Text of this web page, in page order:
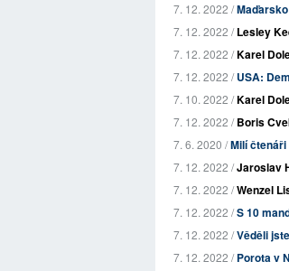
7. 12. 2022 /Maďarsko
7. 12. 2022 /Lesley
7. 12. 2022 /Karel
7. 12. 2022 /USA:
7. 10. 2022 /Karel
7. 12. 2022 /Boris
7. 6. 2020 /Milí
7. 12. 2022 /Jaroslav
7. 12. 2022 /Wenzel
7. 12. 2022 /S 10
7. 12. 2022 /Věděli
7. 12. 2022 /Porota v